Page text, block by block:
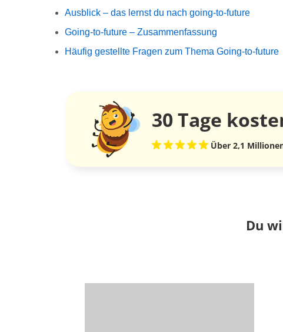
Ausblick – das lernst du nach going-to-future
Going-to-future – Zusammenfassung
Häufig gestellte Fragen zum Thema Going-to-future
30 Tage
Über 2,1
Du